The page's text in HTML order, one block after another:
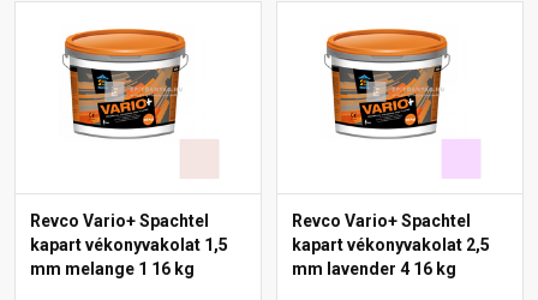
Revco Vario+ Spachtel
kapart vékonyvakolat 1,5
mm melange 1 16 kg
Revco Vario+ Spachtel
kapart vékonyvakolat 2,5
mm lavender 4 16 kg